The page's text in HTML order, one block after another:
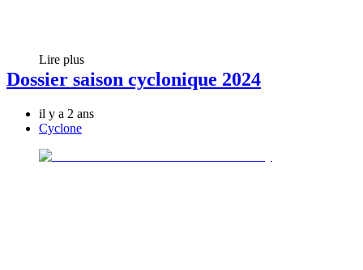
Lire plus
Dossier saison cyclonique 2024
il y a 2 ans
Cyclone